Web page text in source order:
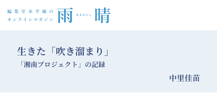
生きた「吹き溜まり」
「湘南プロジェクト」の記録
中里佳苗